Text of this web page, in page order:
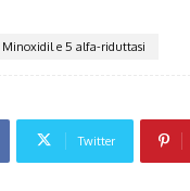
Minoxidil e 5 alfa-riduttasi
Twitter